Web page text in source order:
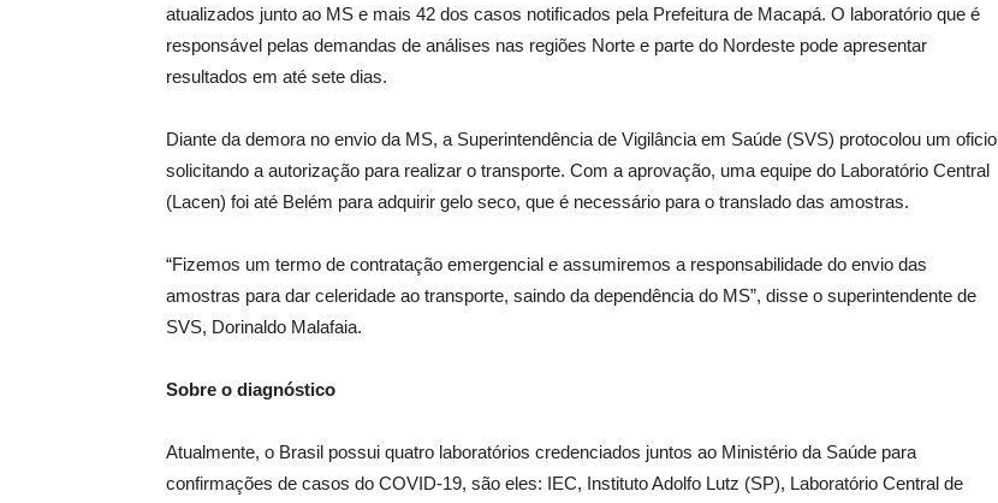
atualizados junto ao MS e mais 42 dos casos notificados pela Prefeitura de Macapá. O laboratório que é
responsável pelas demandas de análises nas regiões Norte e parte do Nordeste pode apresentar
resultados em até sete dias.
Diante da demora no envio da MS, a Superintendência de Vigilância em Saúde (SVS) protocolou um oficio
solicitando a autorização para realizar o transporte. Com a aprovação, uma equipe do Laboratório Central
(Lacen) foi até Belém para adquirir gelo seco, que é necessário para o translado das amostras.
“Fizemos um termo de contratação emergencial e assumiremos a responsabilidade do envio das
amostras para dar celeridade ao transporte, saindo da dependência do MS”, disse o superintendente de
SVS, Dorinaldo Malafaia.
Sobre o diagnóstico
Atualmente, o Brasil possui quatro laboratórios credenciados juntos ao Ministério da Saúde para
confirmações de casos do COVID-19, são eles: IEC, Instituto Adolfo Lutz (SP), Laboratório Central de